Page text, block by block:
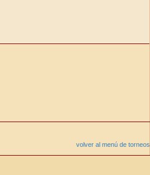
volver al menú de torneos